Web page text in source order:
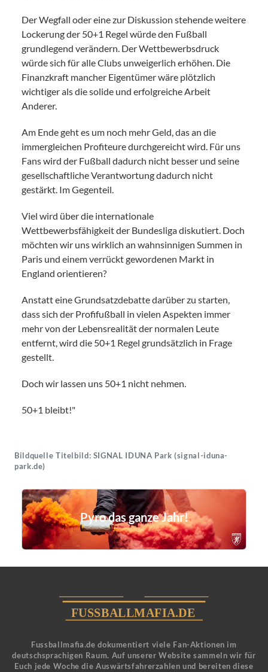
Der Wegfall oder eine zur Diskussion stehende weitere
Lockerung der 50+1 Regel würde den Fußball
grundlegend verändern. Der Wettbewerbsdruck
würde sich für alle Clubs unweigerlich erhöhen. Die
Finanzkraft mancher Eigentümer wäre plötzlich
wichtiger als die solide und erfolgreiche Arbeit
Anderer.
Am Ende geht es um noch mehr Geld, das an die
immergleichen Profiteure durchgereicht wird. Für uns
Fans wird der Fußball dadurch nicht besser und seine
gesellschaftliche Verantwortung dadurch nicht
gestärkt. Im Gegenteil.
Viel wird über die internationale
Wettbewerbsfähigkeit der Bundesliga diskutiert. Doch
möchten wir uns wirklich an wahnsinnigen Summen in
Paris und einem verrückt gewordenen Markt in
England orientieren?
Anstatt eine Grundsatzdebatte darüber zu starten,
dass sich der Profifußball in vielen Aspekten immer
mehr von der Lebensrealität der normalen Leute
entfernt, wird die 50+1 Regel grundsätzlich in Frage
gestellt.
Doch wir lassen uns 50+1 nicht nehmen.
50+1 bleibt!"
Bildquelle Titelbild: SIGNAL IDUNA Park (signal-iduna-
park.de)
Pyro das ganze Jahr!
Fussballmafia.de dokumentiert viele Fan-Aktionen im
deutschsprachigen Raum. Auf unserer Website sammeln wir für
Euch jede Woche die Auswärtsfahrerzahlen und bereiten diese